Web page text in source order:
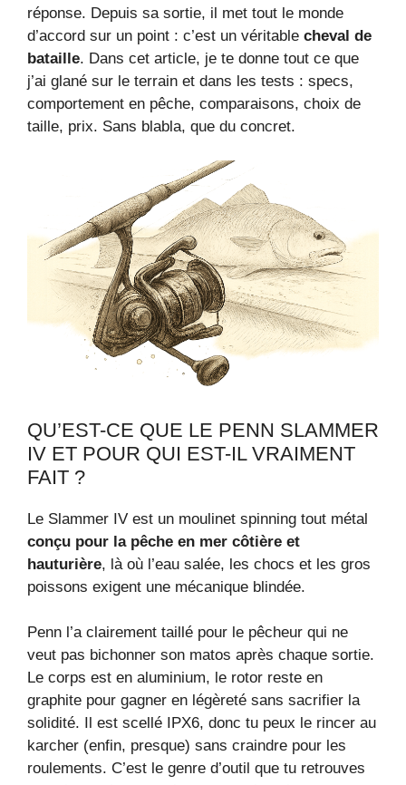
réponse. Depuis sa sortie, il met tout le monde
d’accord sur un point : c’est un véritable cheval de
bataille. Dans cet article, je te donne tout ce que
j’ai glané sur le terrain et dans les tests : specs,
comportement en pêche, comparaisons, choix de
taille, prix. Sans blabla, que du concret.
QU’EST-CE QUE LE PENN SLAMMER
IV ET POUR QUI EST-IL VRAIMENT
FAIT ?
Le Slammer IV est un moulinet spinning tout métal
conçu pour la pêche en mer côtière et
hauturière, là où l’eau salée, les chocs et les gros
poissons exigent une mécanique blindée.
Penn l’a clairement taillé pour le pêcheur qui ne
veut pas bichonner son matos après chaque sortie.
Le corps est en aluminium, le rotor reste en
graphite pour gagner en légèreté sans sacrifier la
solidité. Il est scellé IPX6, donc tu peux le rincer au
karcher (enfin, presque) sans craindre pour les
roulements. C’est le genre d’outil que tu retrouves